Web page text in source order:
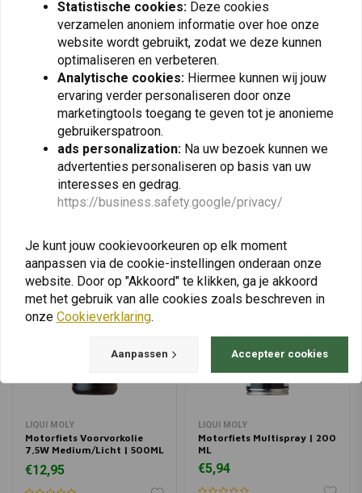
Racing Luchtfilter Kit
Yamaha Ténéré 700
€72,95
KEDO
Barkbusters
Handbeschermers
Montageset Yamaha
Ténéré 700
€139,95
View more
LIQUI MOLY
Motorfiets Voorvorkolie
7,5W Medium/Licht | 500ML
of 1 Liter
€12,95
LIQUI MOLY
Motorfiets Multispray | 200
ML
€5,94
Statistische cookies: Deze cookies
verzamelen anoniem informatie over hoe onze
website wordt gebruikt, zodat we deze kunnen
optimaliseren en verbeteren.
Analytische cookies: Hiermee kunnen wij jouw
ervaring verder personaliseren door onze
marketingtools toegang te geven tot je anonieme
gebruikerspatroon.
ads personalization: Na uw bezoek kunnen we
advertenties personaliseren op basis van uw
interesses en gedrag.
https://business.safety.google/privacy/
Je kunt jouw cookievoorkeuren op elk moment
aanpassen via de cookie-instellingen onderaan onze
website. Door op "Akkoord" te klikken, ga je akkoord
met het gebruik van alle cookies zoals beschreven in
onze Cookieverklaring.
Aanpassen Accepteer cookies